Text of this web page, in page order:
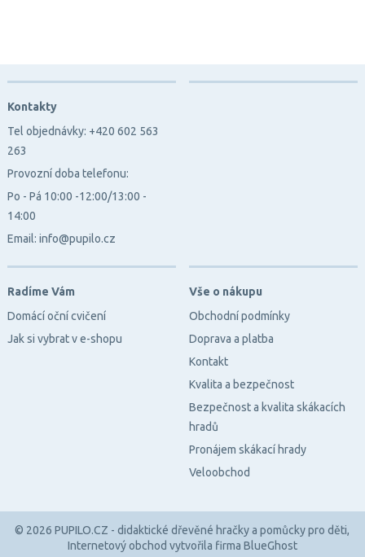
Kontakty
Tel objednávky: +420 602 563
263
Provozní doba telefonu:
Po - Pá 10:00 -12:00/13:00 -
14:00
Email: info@pupilo.cz
Vše o nákupu
Obchodní podmínky
Doprava a platba
Kontakt
Kvalita a bezpečnost
Bezpečnost a kvalita skákacích
hradů
Pronájem skákací hrady
Veloobchod
Radíme Vám
Domácí oční cvičení
Jak si vybrat v e-shopu
© 2026 PUPILO.CZ - didaktické dřevěné hračky a pomůcky pro děti,
Internetový obchod vytvořila firma BlueGhost